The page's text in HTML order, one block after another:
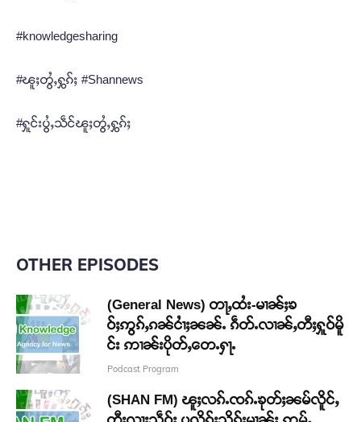
#knowledgesharing
#ၽူႈတွႆႇႁွၵ်ႈ #Shannews
#ႁူင်းပွႆႇသဵင်ၽူႈတွႆႇႁွၵ်ႈ
OTHER EPISODES
(General News) တႃႇထႆး-မၢၼ်ႈၶ
ဝ်ႈဢွၵ်ႇၵၼ်ငၢႆႈၼၼ်ႉ ၵဵတ်ႉလၢၼ်ႇတီႈႁူဝ်မိူ
င်း ဢၢၼ်းပိုတ်ႇတေႉႁႃႉ
Podcast Program
(SHAN FM) ၽူႈလၵ်ႉၸၵ်ႉၶုတ်ႈၼမ်လိူင်ႇ